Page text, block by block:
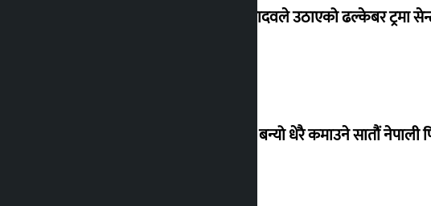
सांसद यादवले उठाएको ढल्केबर ट्रमा
‘गौंथली’ बन्यो धेरै कमाउने सातौं